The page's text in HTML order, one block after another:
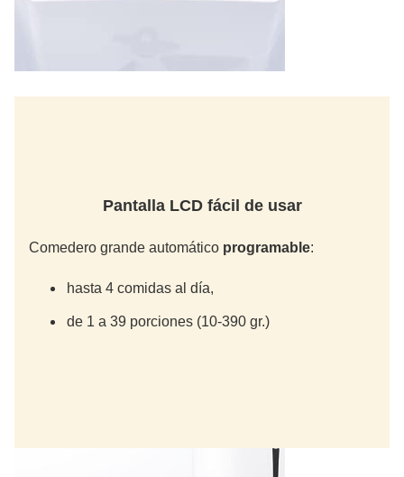
Pantalla LCD fácil de usar
Comedero grande automático programable:
hasta 4 comidas al día,
de 1 a 39 porciones (10-390 gr.)